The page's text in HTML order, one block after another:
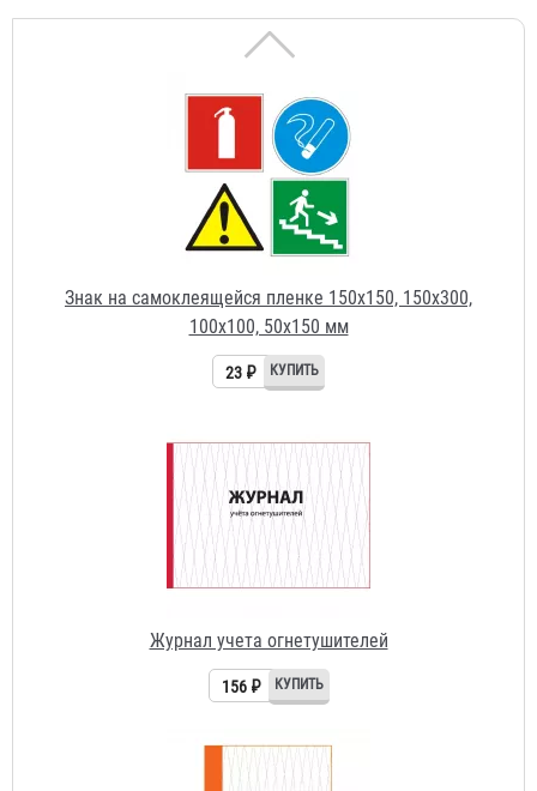
Знак на самоклеящейся пленке 150х150, 150х300,
100х100, 50х150 мм
23 ₽
Журнал учета огнетушителей
156 ₽
Журнал учета противопожарных инструктажей